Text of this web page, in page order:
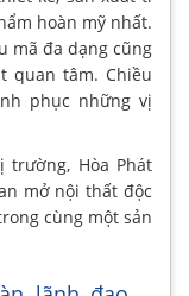
hoàn mỹ nhất.
mã đa dạng cũng
quan tâm. Chiều
phục những vị
Hòa Phát
mở nội thất độc
cùng một sản